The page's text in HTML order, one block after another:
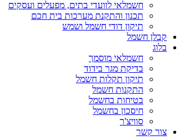
חשמלאי לוועדי בתים, מפעלים ועסקים
תכנון והתקנת מערכות בית חכם
תיקון דודי חשמל ושמש
קבלן חשמל
בלוג
חשמלאי מוסמך
בדיקת מגר בידוד
תיקון תקלות חשמל
התקנות חשמל
בטיחות בחשמל
חיסכון בחשמל
סוויצ'ר
צור קשר